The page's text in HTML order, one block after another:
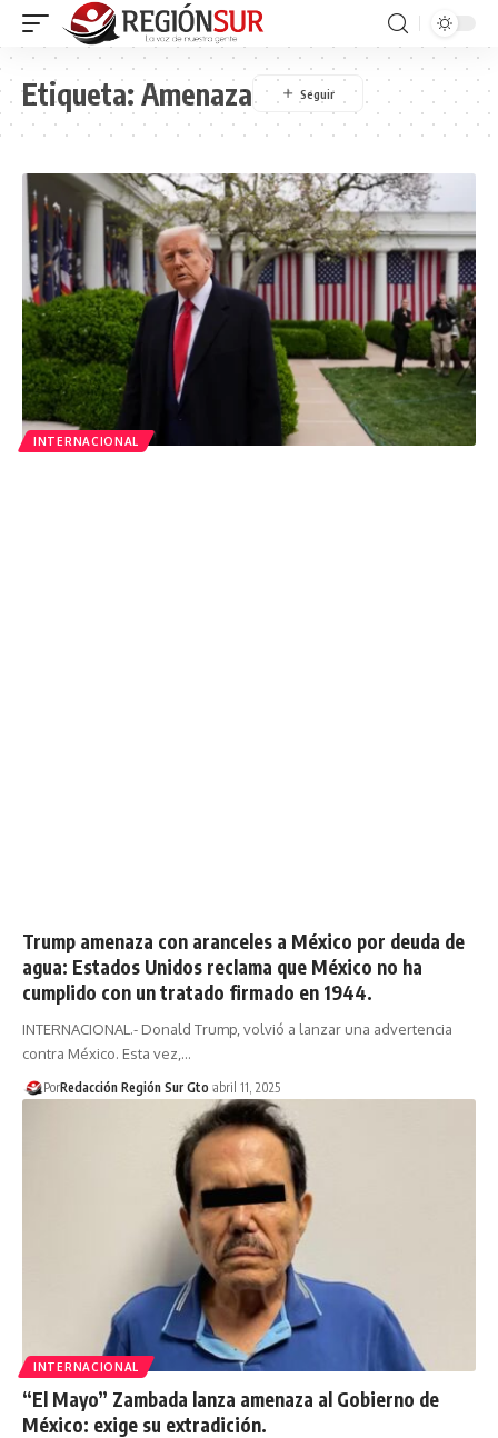
Etiqueta:Amenaza
INTERNACIONAL
Trump amenaza con aranceles a México por deuda de
agua: Estados Unidos reclama que México no ha
cumplido con un tratado firmado en 1944.
INTERNACIONAL.- Donald Trump, volvió a lanzar una advertencia
contra México. Esta vez,…
PorRedacción Región Sur Gto abril 11, 2025
INTERNACIONAL
“El Mayo” Zambada lanza amenaza al Gobierno de
México: exige su extradición.